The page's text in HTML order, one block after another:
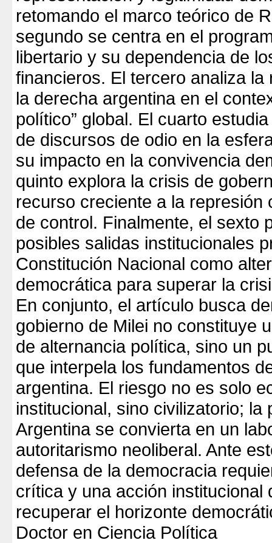
retomando el marco teórico de
segundo se centra en el
libertario y su dependencia de
financieros. El tercero analiza la
la derecha argentina en el
político” global. El cuarto
de discursos de odio en la
su impacto en la convivencia
quinto explora la crisis de
recurso creciente a la represión
de control. Finalmente, el sexto
posibles salidas institucionales
Constitución Nacional como
democrática para superar la
En conjunto, el artículo busca
gobierno de Milei no constituye
de alternancia política, sino un
que interpela los fundamentos
argentina. El riesgo no es solo
institucional, sino civilizatorio; la
Argentina se convierta en un
autoritarismo neoliberal. Ante
defensa de la democracia
crítica y una acción institucional
recuperar el horizonte
Doctor en Ciencia Política